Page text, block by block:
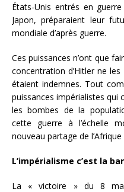
États-Unis entrés en
Japon, préparaient leur
mondiale d’après guerre.
Ces puissances n’ont que
concentration d’Hitler ne
étaient indemnes. Tout
puissances impérialistes qui
les bombes de la
cette guerre à l’échelle
nouveau partage de
L’impérialisme c’est la
La « victoire » du 8